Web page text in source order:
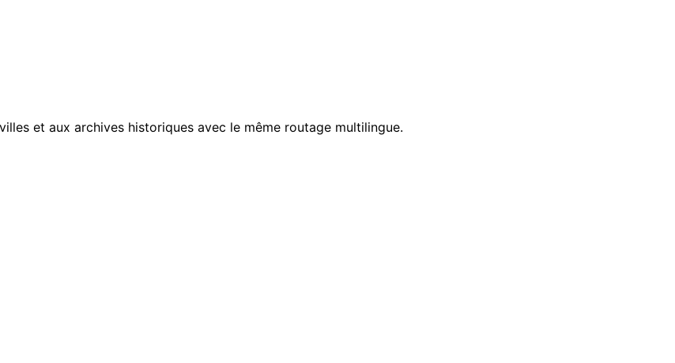
et aux archives historiques avec le même routage multilingue.